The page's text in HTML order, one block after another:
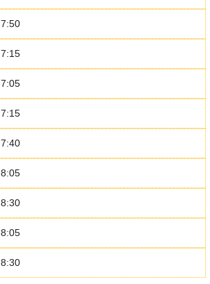
7:50
7:15
7:05
7:15
7:40
8:05
8:30
8:05
8:30